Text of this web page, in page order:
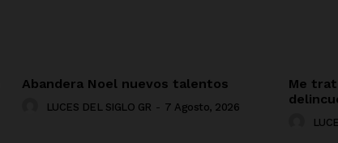
Abandera Noel nuevos talentos
LUCES DEL SIGLO GR - 7 Agosto, 2026
Me